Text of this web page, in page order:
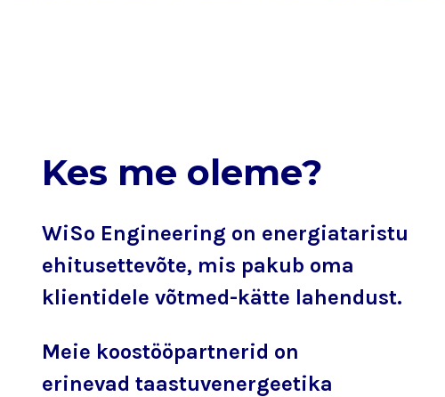
Kes me oleme?
WiSo Engineering on energiataristu
ehitusettevõte, mis pakub oma
klientidele võtmed-kätte lahendust.
Meie koostööpartnerid on
erinevad taastuvenergeetika